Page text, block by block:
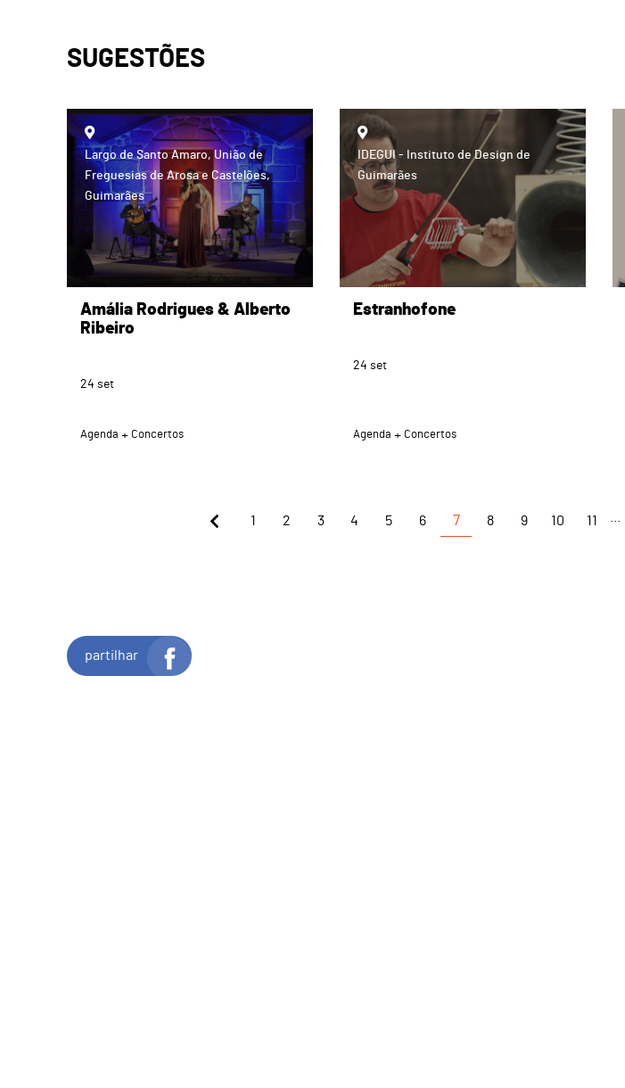
SUGESTÕES
Largo de Santo Amaro, União de
Freguesias de Arosa e Castelões,
Guimarães
Amália Rodrigues & Alberto
Ribeiro
24 set
Agenda Concertos
IDEGUI - Instituto de Design de
Guimarães
Estranhofone
24 set
Agenda Concertos
1 2 3 4 5 6 7 8 9 10 11
partilhar